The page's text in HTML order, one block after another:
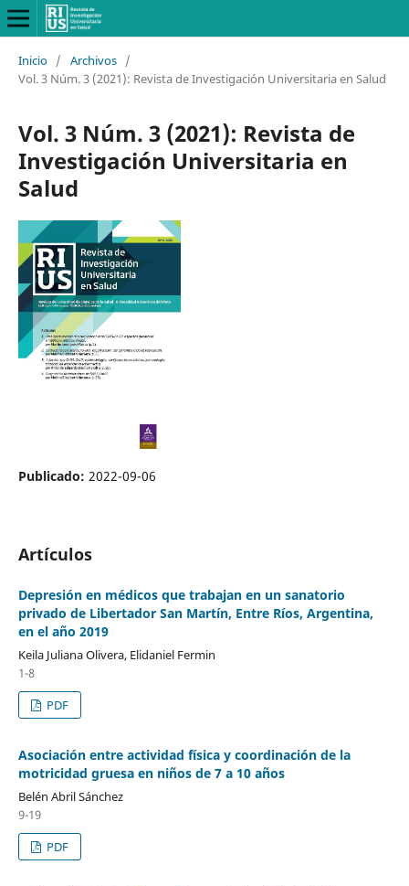
Inicio / Archivos /
Vol. 3 Núm. 3 (2021): Revista de Investigación Universitaria en Salud
Vol. 3 Núm. 3 (2021): Revista de
Investigación Universitaria en
Salud
Publicado: 2022-09-06
Artículos
Depresión en médicos que trabajan en un sanatorio
privado de Libertador San Martín, Entre Ríos, Argentina,
en el año 2019
Keila Juliana Olivera, Elidaniel Fermin
1-8
PDF
Asociación entre actividad física y coordinación de la
motricidad gruesa en niños de 7 a 10 años
Belén Abril Sánchez
9-19
PDF